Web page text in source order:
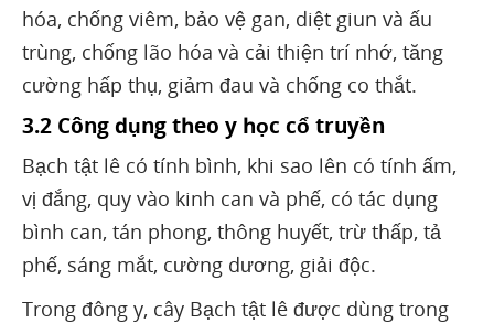
hóa, chống viêm, bảo vệ gan, diệt giun và ấu
trùng, chống lão hóa và cải thiện trí nhớ, tăng
cường hấp thụ, giảm đau và chống co thắt.
3.2 Công dụng theo y học cổ truyền
Bạch tật lê có tính bình, khi sao lên có tính ấm,
vị đắng, quy vào kinh can và phế, có tác dụng
bình can, tán phong, thông huyết, trừ thấp, tả
phế, sáng mắt, cường dương, giải độc.
Trong đông y, cây Bạch tật lê được dùng trong